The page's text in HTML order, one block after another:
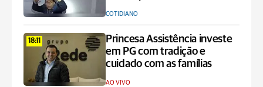
COTIDIANO
18:11
Princesa Assistência investe
em PG com tradição e
cuidado com as famílias
AO VIVO